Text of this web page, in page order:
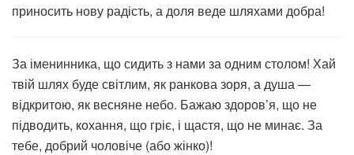
приносить нову радість, а доля веде шляхами добра!
За іменинника, що сидить з нами за одним столом! Хай
твій шлях буде світлим, як ранкова зоря, а душа —
відкритою, як весняне небо. Бажаю здоров’я, що не
підводить, кохання, що гріє, і щастя, що не минає. За
тебе, добрий чоловіче (або жінко)!